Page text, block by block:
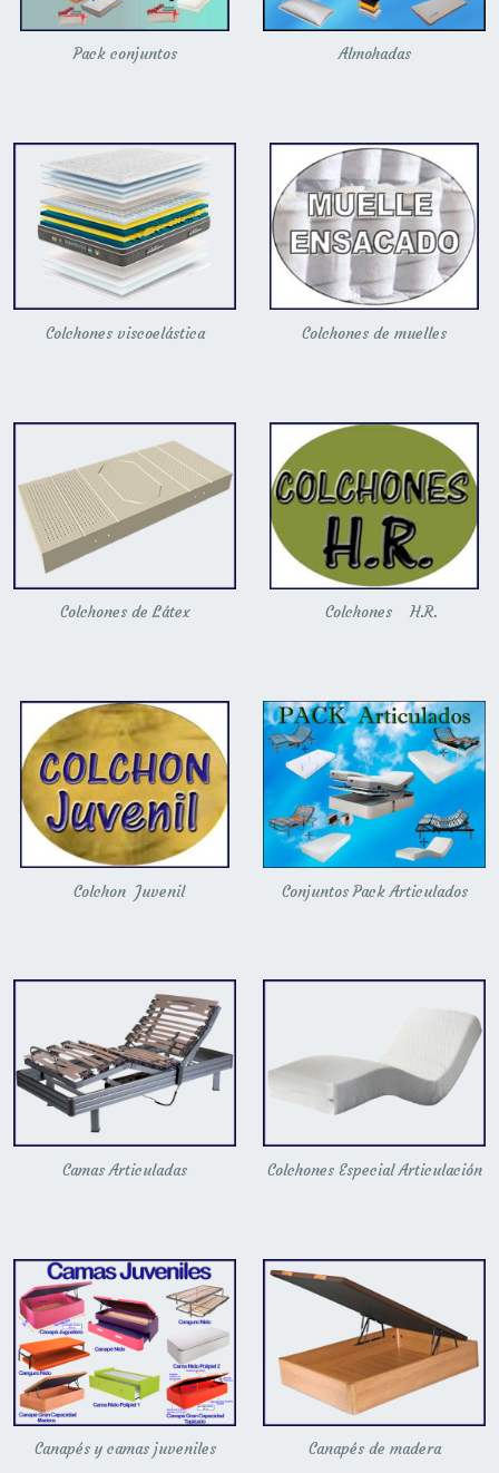
Pack conjuntos Almohadas
Colchones viscoelástica Colchones de muelles
Colchones de Látex Colchones H.R.
Colchon Juvenil Conjuntos Pack Articulados
Camas Articuladas Colchones Especial Articulación
Canapés y camas juveniles Canapés de madera